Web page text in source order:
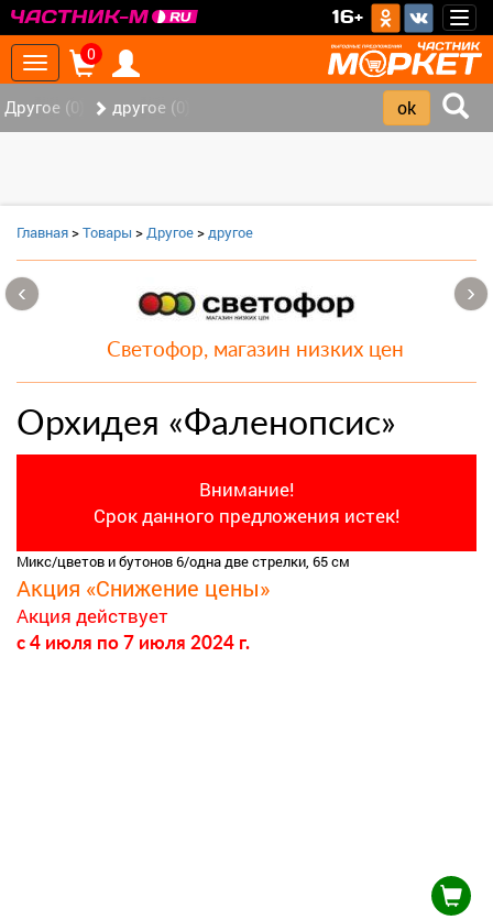
16+
Toggle
navigation
0
Другое (0) другое (0)
Главная>Товары >Другое>другое
Светофор, магазин низких цен
Орхидея «Фаленопсис»
Внимание!
Срок данного предложения истек!
Микс/цветов и бутонов 6/одна две стрелки, 65 см
Акция «Снижение цены»
Акция действует
c 4 июля по 7 июля 2024 г.
‹ ›